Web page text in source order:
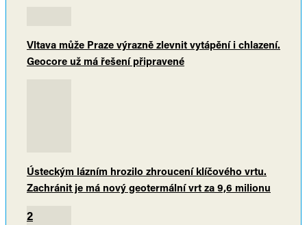
Vltava může Praze výrazně zlevnit vytápění i chlazení.
Geocore už má řešení připravené
Ústeckým lázním hrozilo zhroucení klíčového vrtu.
Zachránit je má nový geotermální vrt za 9,6 milionu
2